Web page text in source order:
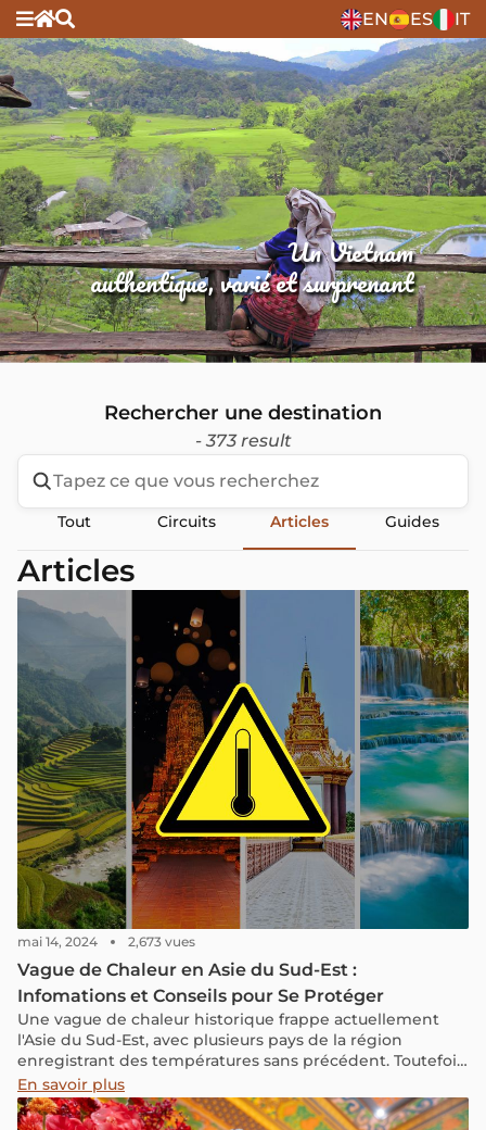
EN ES IT
Un Vietnam
authentique, varié et surprenant
Rechercher une destination
- 373 result
Tout Circuits Articles Guides
Articles
mai 14, 2024 2,673 vues
Vague de Chaleur en Asie du Sud-Est :
Infomations et Conseils pour Se Protéger
Une vague de chaleur historique frappe actuellement
l'Asie du Sud-Est, avec plusieurs pays de la région
enregistrant des températures sans précédent. Toutefois,
si vous prévoyez de voyager dans ces pays, ne vous
inquiétez pas trop, car il existe encore des endroits
bénéficiant d'un climat agréable, propices aux activités
En savoir plus